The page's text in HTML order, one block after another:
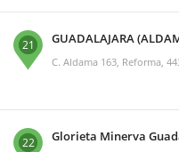
21 GUADALAJARA
C. Aldama 163, Reforma,
22 Glorieta Minerva